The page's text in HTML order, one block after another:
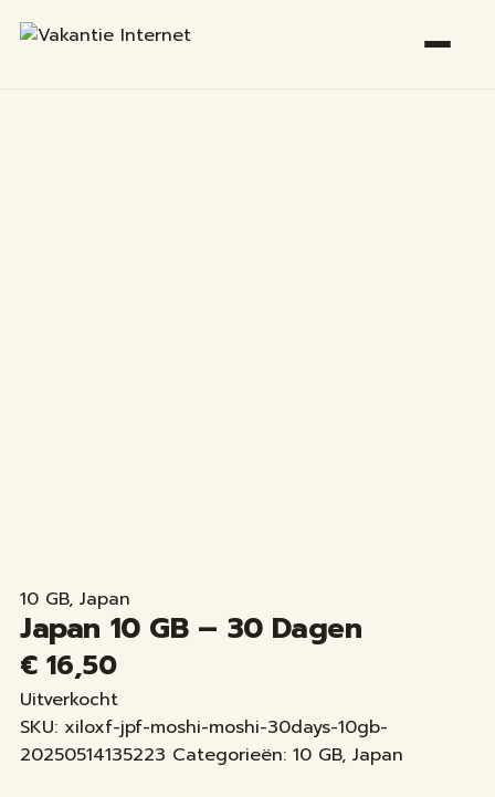
10 GB, Japan
Japan 10 GB – 30 Dagen
€ 16,50
Uitverkocht
SKU: xiloxf-jpf-moshi-moshi-30days-10gb-
20250514135223 Categorieën: 10 GB, Japan